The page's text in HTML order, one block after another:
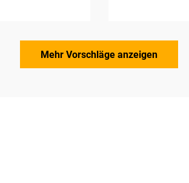
Mehr Vorschläge anzeigen